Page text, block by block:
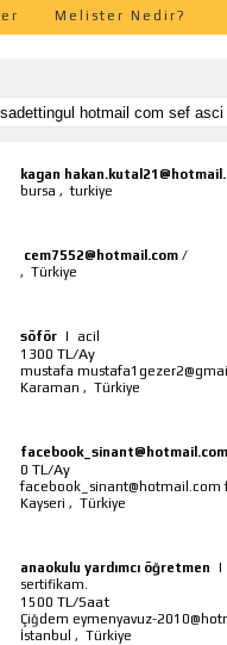
Melister Nedir?
kagan
bursa ,turkiye
cem7552@hotmail.com /
, Türkiye
söför | acil
1300 TL/Ay
mustafa
Karaman , Türkiye
facebook_sinant@hotmail.com
0 TL/Ay
Kayseri , Türkiye
anaokulu yardımcı öğretmen
sertifikam.
1500 TL/Saat
Çiğdem eymenyavuz-
İstanbul , Türkiye